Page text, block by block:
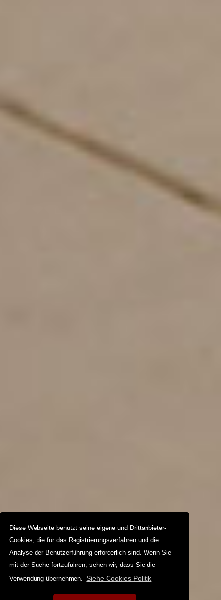
Diese Webseite benutzt seine eigene und Drittanbieter-
Cookies, die für das Registrierungsverfahren und die
Analyse der Benutzerführung erforderlich sind. Wenn Sie
mit der Suche fortzufahren, sehen wir, dass Sie die
Verwendung übernehmen. Siehe Cookies Politik